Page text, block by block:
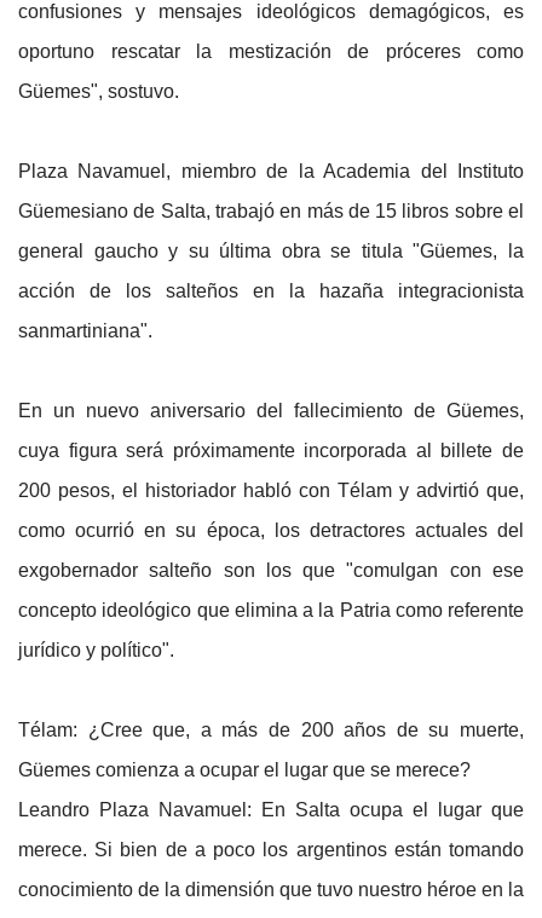
confusiones y mensajes ideológicos demagógicos, es
oportuno rescatar la mestización de próceres como
Güemes", sostuvo.
Plaza Navamuel, miembro de la Academia del Instituto
Güemesiano de Salta, trabajó en más de 15 libros sobre el
general gaucho y su última obra se titula"Güemes, la
acción de los salteños en la hazaña integracionista
sanmartiniana".
En un nuevo aniversario del fallecimiento de Güemes,
cuya figura será próximamente incorporada al billete de
200 pesos, el historiador habló con Télam y advirtió que,
como ocurrió en su época, los detractores actuales del
exgobernador salteño son los que "comulgan con ese
concepto ideológico que elimina a la Patria como referente
jurídico y político".
Télam: ¿Cree que, a más de 200 años de su muerte,
Güemes comienza a ocupar el lugar que se merece?
Leandro Plaza Navamuel: En Salta ocupa el lugar que
merece. Si bien de a poco los argentinos están tomando
conocimiento de la dimensión que tuvo nuestro héroe en la